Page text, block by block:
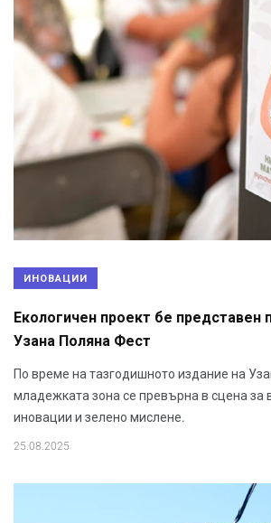
ИНОВАЦИИ
Екологичен проект бе представен
Узана Поляна Фест
По време на тазгодишното издание на
младежката зона се превърна в сцена за
иновации и зелено мислене.
25.08.2025